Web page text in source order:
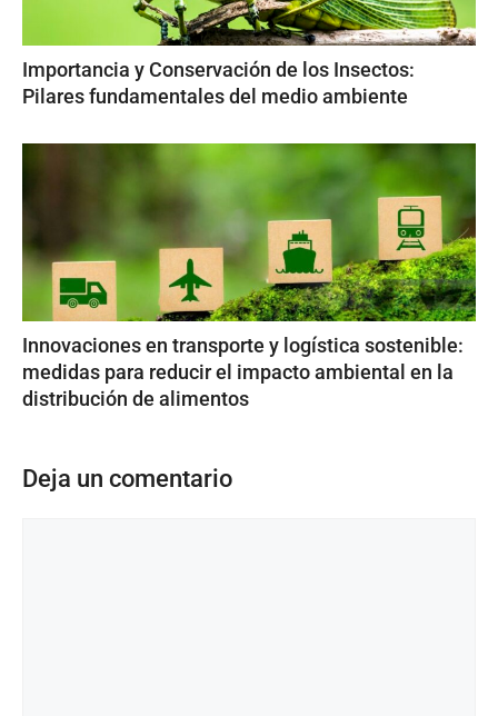
Importancia y Conservación de los Insectos:
Pilares fundamentales del medio ambiente
Innovaciones en transporte y logística sostenible:
medidas para reducir el impacto ambiental en la
distribución de alimentos
Deja un comentario